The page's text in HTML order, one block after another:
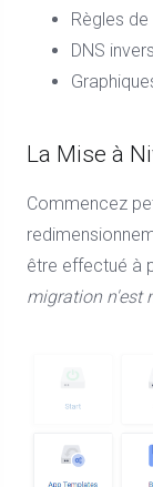
Règles
DNS
La Mise à
Commencez
être effectué à
migration n'est